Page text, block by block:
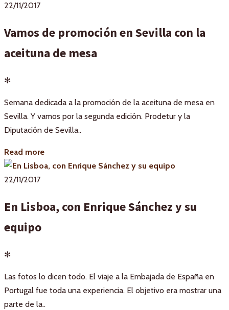
22/11/2017
Vamos de promoción en Sevilla con la
aceituna de mesa
✻
Semana dedicada a la promoción de la aceituna de mesa en
Sevilla. Y vamos por la segunda edición. Prodetur y la
Diputación de Sevilla..
Read more
22/11/2017
En Lisboa, con Enrique Sánchez y su
equipo
✻
Las fotos lo dicen todo. El viaje a la Embajada de España en
Portugal fue toda una experiencia. El objetivo era mostrar una
parte de la..